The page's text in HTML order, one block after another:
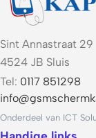
Sint Annastraat 29
4524 JB Sluis
Tel: 0117 851298
Onderdeel van ICT